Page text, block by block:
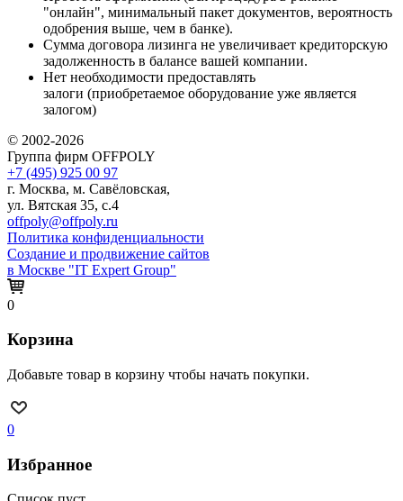
"онлайн", минимальный пакет документов, вероятность
одобрения выше, чем в банке).
Сумма договора лизинга не увеличивает кредиторскую
задолженность в балансе вашей компании.
Нет необходимости предоставлять
залоги (приобретаемое оборудование уже является
залогом)
© 2002-2026
Группа фирм OFFPOLY
+7 (495) 925 00 97
г. Москва, м. Савёловская,
ул. Вятская 35, с.4
offpoly@offpoly.ru
Политика конфиденциальности
Создание и продвижение сайтов
в Москве "IT Expert Group"
0
Корзина
Добавьте товар в корзину чтобы начать покупки.
0
Избранное